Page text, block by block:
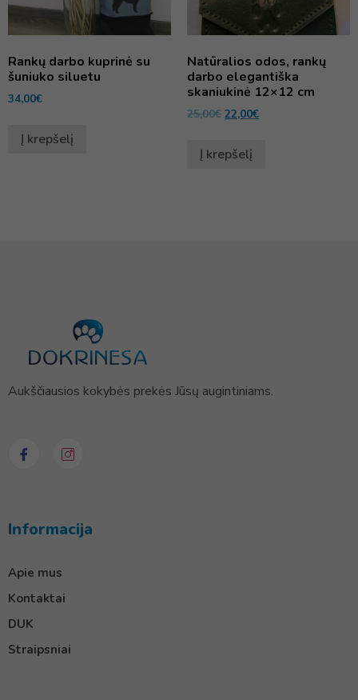
Rankų darbo kuprinė su
šuniuko siluetu
34,00€
Į krepšelį
Natūralios odos, rankų
darbo elegantiška
skaniukinė 12×12 cm
25,00€ 22,00€
Į krepšelį
Aukščiausios kokybės prekės Jūsų augintiniams.
Informacija
Apie mus
Kontaktai
DUK
Straipsniai